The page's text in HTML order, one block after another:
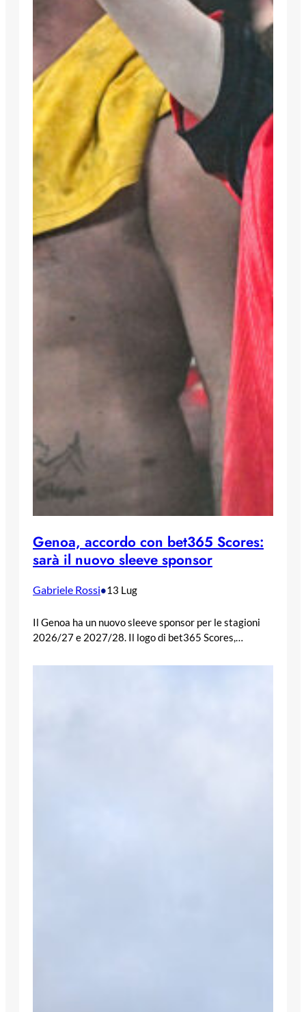
Genoa, accordo con bet365 Scores:
sarà il nuovo sleeve sponsor
Gabriele Rossi•13 Lug
Il Genoa ha un nuovo sleeve sponsor per le stagioni
2026/27 e 2027/28. Il logo di bet365 Scores,…